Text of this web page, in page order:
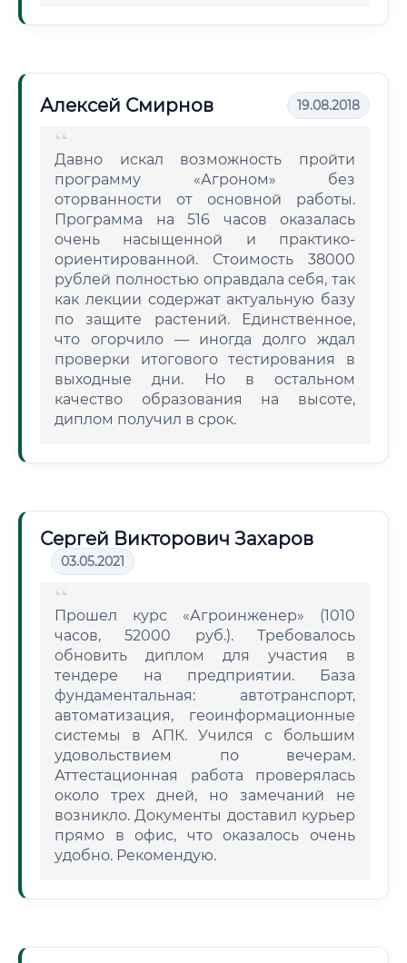
Алексей Смирнов 19.08.2018
Давно искал возможность пройти
программу «Агроном» без
оторванности от основной работы.
Программа на 516 часов оказалась
очень насыщенной и практико-
ориентированной. Стоимость 38000
рублей полностью оправдала себя, так
как лекции содержат актуальную базу
по защите растений. Единственное,
что огорчило — иногда долго ждал
проверки итогового тестирования в
выходные дни. Но в остальном
качество образования на высоте,
диплом получил в срок.
Сергей Викторович Захаров
03.05.2021
Прошел курс «Агроинженер» (1010
часов, 52000 руб.). Требовалось
обновить диплом для участия в
тендере на предприятии. База
фундаментальная: автотранспорт,
автоматизация, геоинформационные
системы в АПК. Учился с большим
удовольствием по вечерам.
Аттестационная работа проверялась
около трех дней, но замечаний не
возникло. Документы доставил курьер
прямо в офис, что оказалось очень
удобно. Рекомендую.